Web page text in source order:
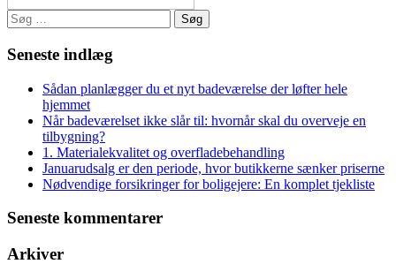
Søg
efter:
Seneste indlæg
Sådan planlægger du et nyt badeværelse der løfter hele
hjemmet
Når badeværelset ikke slår til: hvornår skal du overveje en
tilbygning?
1. Materialekvalitet og overfladebehandling
Januarudsalg er den periode, hvor butikkerne sænker priserne
Nødvendige forsikringer for boligejere: En komplet tjekliste
Seneste kommentarer
Arkiver